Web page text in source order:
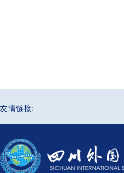
友情链接: